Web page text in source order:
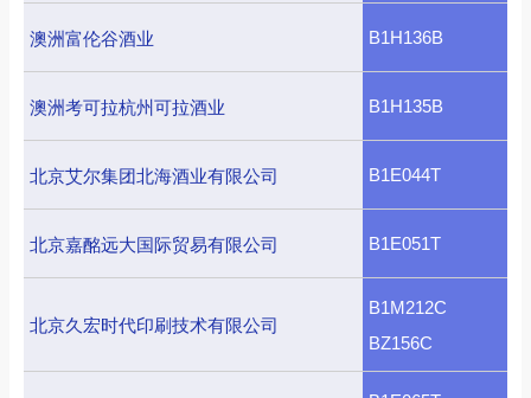
澳洲富伦谷酒业 B1H136B
澳洲考可拉杭州可拉酒业 B1H135B
北京艾尔集团北海酒业有限公司 B1E044T
北京嘉酩远大国际贸易有限公司 B1E051T
北京久宏时代印刷技术有限公司
B1M212C
BZ156C